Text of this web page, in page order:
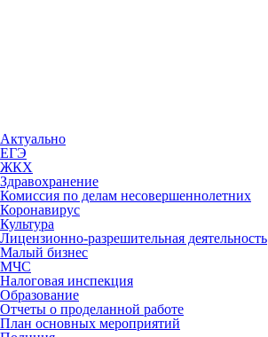
Актуально
ЕГЭ
ЖКХ
Здравохранение
Комиссия по делам несовершеннолетних
Коронавирус
Культура
Лицензионно-разрешительная деятельность
Малый бизнес
МЧС
Налоговая инспекция
Образование
Отчеты о проделанной работе
План основных мероприятий